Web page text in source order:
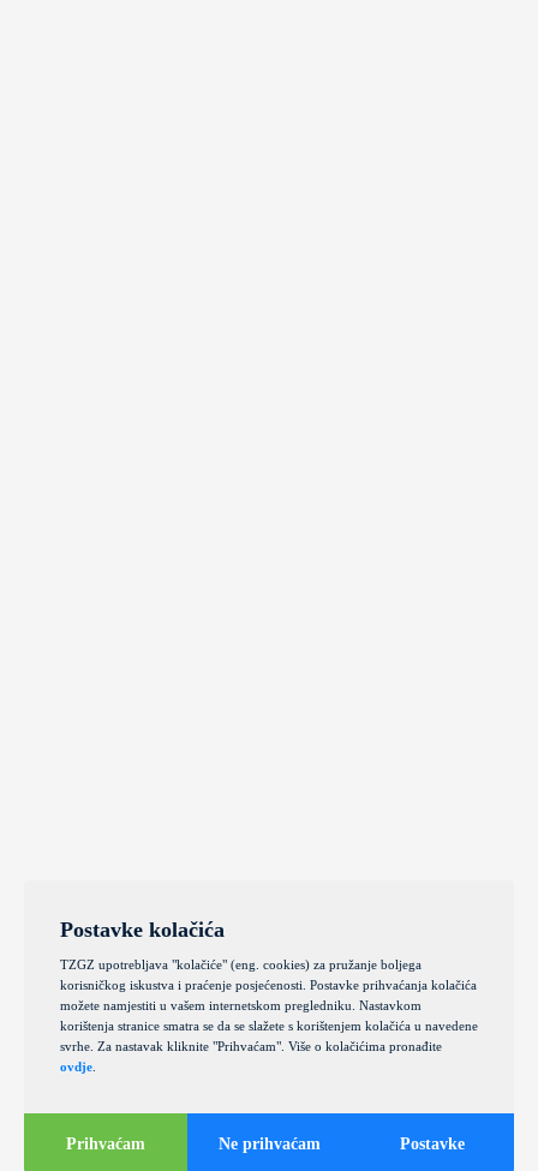
Postavke kolačića
TZGZ upotrebljava "kolačiće" (eng. cookies) za pružanje boljega
korisničkog iskustva i praćenje posjećenosti. Postavke prihvaćanja kolačića
možete namjestiti u vašem internetskom pregledniku. Nastavkom
korištenja stranice smatra se da se slažete s korištenjem kolačića u navedene
svrhe. Za nastavak kliknite "Prihvaćam". Više o kolačićima pronađite
ovdje
Prihvaćam Ne prihvaćam Postavke